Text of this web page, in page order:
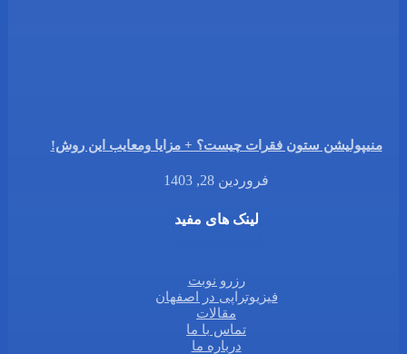
منیپولیشن ستون فقرات چیست؟ + مزایا ومعایب این روش!
فروردین 28, 1403
لینک های مفید
رزرو نوبت
فیزیوتراپی در اصفهان
مقالات
تماس با ما
درباره ما